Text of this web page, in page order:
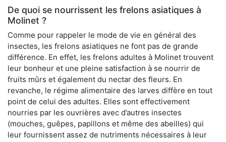
De quoi se nourrissent les frelons asiatiques à
Molinet ?
Comme pour rappeler le mode de vie en général des
insectes, les frelons asiatiques ne font pas de grande
différence. En effet, les frelons adultes à Molinet trouvent
leur bonheur et une pleine satisfaction à se nourrir de
fruits mûrs et également du nectar des fleurs. En
revanche, le régime alimentaire des larves diffère en tout
point de celui des adultes. Elles sont effectivement
nourries par les ouvrières avec d’autres insectes
(mouches, guêpes, papillons et même des abeilles) qui
leur fournissent assez de nutriments nécessaires à leur